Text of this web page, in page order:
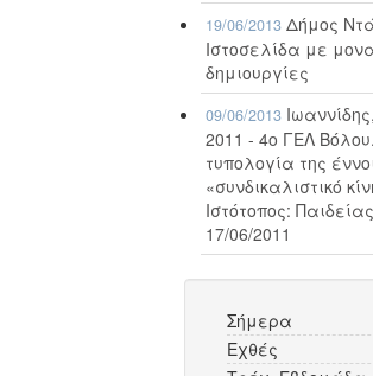
19/06/2013 Δήμος
Ιστοσελίδα με
δημιουργίες
09/06/2013
2011 - 4ο ΓΕΛ
τυπολογία της
«συνδικαλιστικό
Ιστότοπος:
17/06/2011
Σήμερα
Εχθές